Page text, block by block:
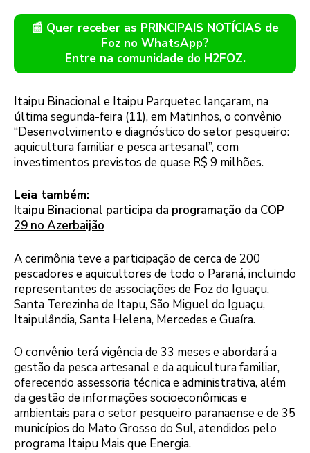
📰 Quer receber as PRINCIPAIS NOTÍCIAS de
Foz no WhatsApp?
Entre na comunidade do H2FOZ.
Itaipu Binacional e Itaipu Parquetec lançaram, na
última segunda-feira (11), em Matinhos, o convênio
“Desenvolvimento e diagnóstico do setor pesqueiro:
aquicultura familiar e pesca artesanal”, com
investimentos previstos de quase R$ 9 milhões.
Leia também:
Itaipu Binacional participa da programação da COP
29 no Azerbaijão
A cerimônia teve a participação de cerca de 200
pescadores e aquicultores de todo o Paraná, incluindo
representantes de associações de Foz do Iguaçu,
Santa Terezinha de Itapu, São Miguel do Iguaçu,
Itaipulândia, Santa Helena, Mercedes e Guaíra.
O convênio terá vigência de 33 meses e abordará a
gestão da pesca artesanal e da aquicultura familiar,
oferecendo assessoria técnica e administrativa, além
da gestão de informações socioeconômicas e
ambientais para o setor pesqueiro paranaense e de 35
municípios do Mato Grosso do Sul, atendidos pelo
programa Itaipu Mais que Energia.